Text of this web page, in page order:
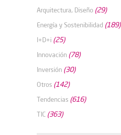
Arquitectura, Diseño (29)
Energía y Sostenibilidad (189)
I+D+i (25)
Innovación (78)
Inversión (30)
Otros (142)
Tendencias (616)
TIC (363)